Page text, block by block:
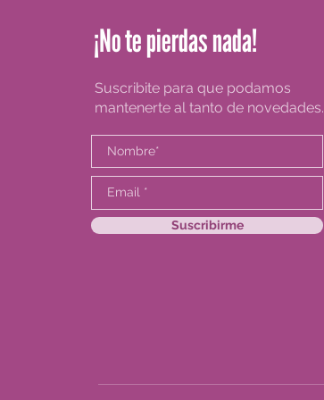
¡No te pierdas nada!
Suscribite para que podamos
mantenerte al tanto de novedades.
Suscribirme